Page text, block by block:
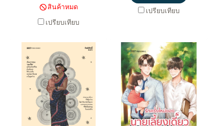
สินค้าหมด
เปรียบเทียบ
เปรียบเทียบ